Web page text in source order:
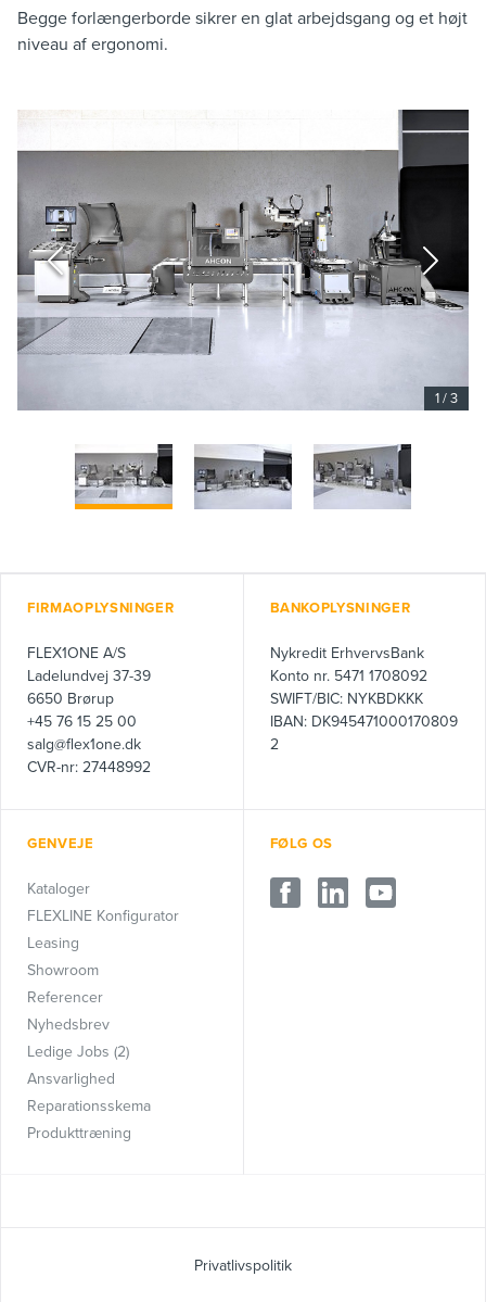
Begge forlængerborde sikrer en glat arbejdsgang og et højt
niveau af ergonomi.
1/3
FIRMAOPLYSNINGER
FLEX1ONE A/S
Ladelundvej 37-39
6650 Brørup
+45 76 15 25 00
salg@flex1one.dk
CVR-nr: 27448992
BANKOPLYSNINGER
Nykredit ErhvervsBank
Konto nr. 5471 1708092
SWIFT/BIC: NYKBDKKK
IBAN: DK945471000170809
2
GENVEJE
Kataloger
FLEXLINE Konfigurator
Leasing
Showroom
Referencer
Nyhedsbrev
Ledige Jobs (2)
Ansvarlighed
Reparationsskema
Produkttræning
FØLG OS
Privatlivspolitik